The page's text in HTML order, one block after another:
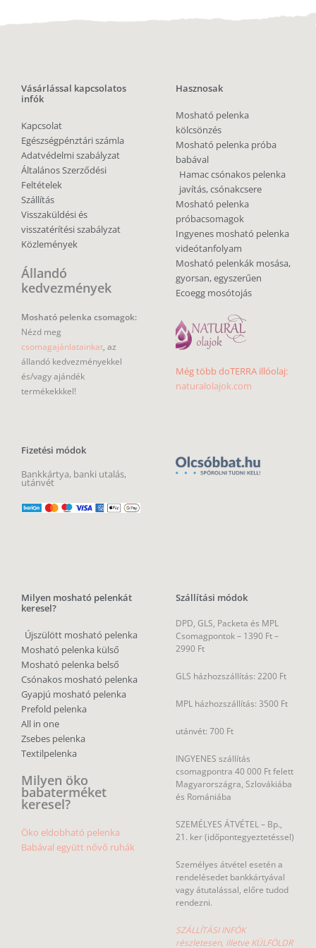
Vásárlással kapcsolatos
infók
Kapcsolat
Egészségpénztári számla
Adatvédelmi szabályzat
Általános Szerződési
Feltételek
Szállítás
Visszaküldési és
visszatérítési szabályzat
Közlemények
Állandó
kedvezmények
Mosható pelenka csomagok:
Nézd meg
csomagajánlatainkat, az
állandó kedvezményekkel
és/vagy ajándék
termékekkkel!
Fizetési módok
Bankkártya, banki utalás,
utánvét
Hasznosak
Mosható pelenka
kölcsönzés
Mosható pelenka próba
babával
Hamac csónakos pelenka
javítás, csónakcsere
Mosható pelenka
próbacsomagok
Ingyenes mosható pelenka
videótanfolyam
Mosható pelenkák mosása,
gyorsan, egyszerűen
Ecoegg mosótojás
Még több doTERRA illóolaj:
naturalolajok.com
Milyen mosható pelenkát
keresel?
Újszülött mosható pelenka
Mosható pelenka külső
Mosható pelenka belső
Csónakos mosható pelenka
Gyapjú mosható pelenka
Prefold pelenka
All in one
Zsebes pelenka
Textilpelenka
Milyen öko
babaterméket
keresel?
Öko eldobható pelenka
Babával együtt nővő ruhák
Szállítási módok
DPD, GLS, Packeta és MPL
Csomagpontok – 1390 Ft –
2990 Ft
GLS házhozszállítás: 2200 Ft
MPL házhozszállítás: 3500 Ft
utánvét: 700 Ft
INGYENES szállítás
csomagpontra 40 000 Ft felett
Magyarországra, Szlovákiába
és Romániába
SZEMÉLYES ÁTVÉTEL – Bp.,
21. ker (időpontegyeztetéssel)
Személyes átvétel esetén a
rendelésedet bankkártyával
vagy átutalással, előre tudod
rendezni.
SZÁLLÍTÁSI INFÓK
részletesen, illetve KÜLFÖLDR